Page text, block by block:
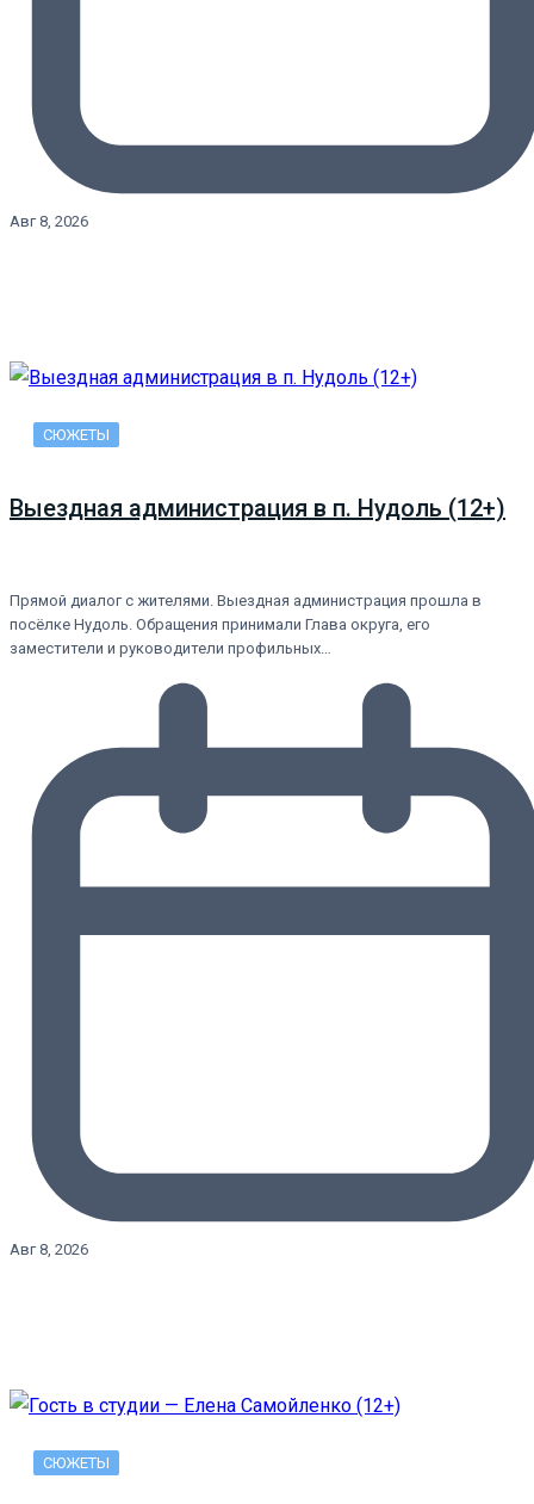
Авг 8, 2026
СЮЖЕТЫ
Выездная администрация в п. Нудоль (12+)
Прямой диалог с жителями. Выездная администрация прошла в
посёлке Нудоль. Обращения принимали Глава округа, его
заместители и руководители профильных…
Авг 8, 2026
СЮЖЕТЫ